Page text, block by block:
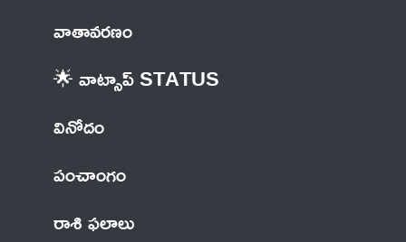
వాతావరణం
🌟 వాట్సాప్ STATUS
వినోదం
పంచాంగం
రాశి ఫలాలు